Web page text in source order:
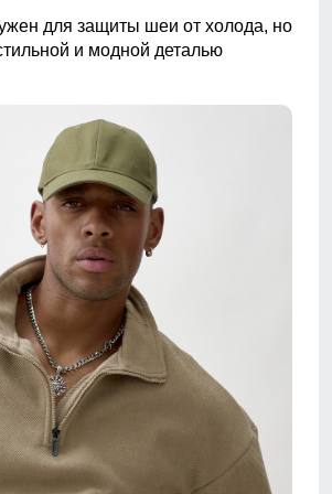
для защиты шеи от холода, но
и модной деталью